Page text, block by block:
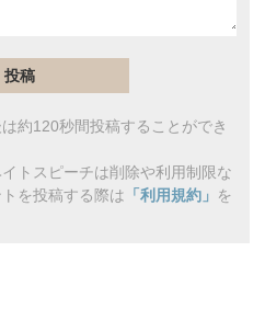
約120秒間投稿することができ
トスピーチは削除や利用制限な
を投稿する際は 「利用規約」 を